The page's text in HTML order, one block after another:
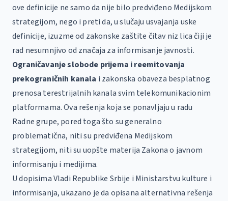
ove definicije ne samo da nije bilo predviđeno Medijskom
strategijom, nego i preti da, u slučaju usvajanja uske
definicije, izuzme od zakonske zaštite čitav niz lica čiji je
rad nesumnjivo od značaja za informisanje javnosti.
Ograničavanje slobode prijema i reemitovanja
prekograničnih kanala i zakonska obaveza besplatnog
prenosa terestrijalnih kanala svim telekomunikacionim
platformama. Ova rešenja koja se ponavljaju u radu
Radne grupe, pored toga što su generalno
problematična, niti su predviđena Medijskom
strategijom, niti su uopšte materija Zakona o javnom
informisanju i medijima.
U dopisima Vladi Republike Srbije i Ministarstvu kulture i
informisanja, ukazano je da opisana alternativna rešenja